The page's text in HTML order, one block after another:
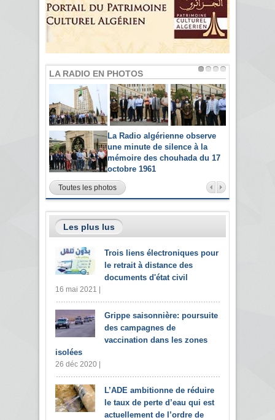
LA RADIO EN PHOTOS
La Radio algérienne observe
une minute de silence à la
mémoire des chouhada du 17
octobre 1961
Toutes les photos
Les plus lus
Trois liens électroniques pour
le retrait à distance des
documents d'état civil
16 mai 2021 |
Grippe saisonnière: poursuite
des campagnes de
vaccination dans les zones
isolées
26 déc 2020 |
L’ADE ambitionne de réduire
le taux de perte d’eau qui est
actuellement de l’ordre de